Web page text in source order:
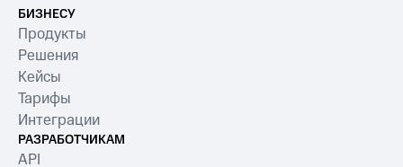
БИЗНЕСУ
Продукты
Решения
Кейсы
Тарифы
Интеграции
РАЗРАБОТЧИКАМ
API